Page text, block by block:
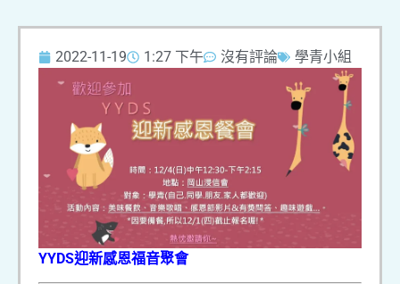
2022-11-19 1:27 下午 沒有評論 學青小組
YYDS迎新感恩福音聚會